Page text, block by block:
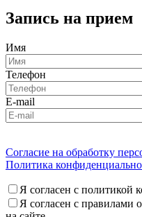
Запись на прием
Имя
Телефон
E-mail
Согласие на обработку
Политика
Я согласен с политикой
Я согласен с правилами